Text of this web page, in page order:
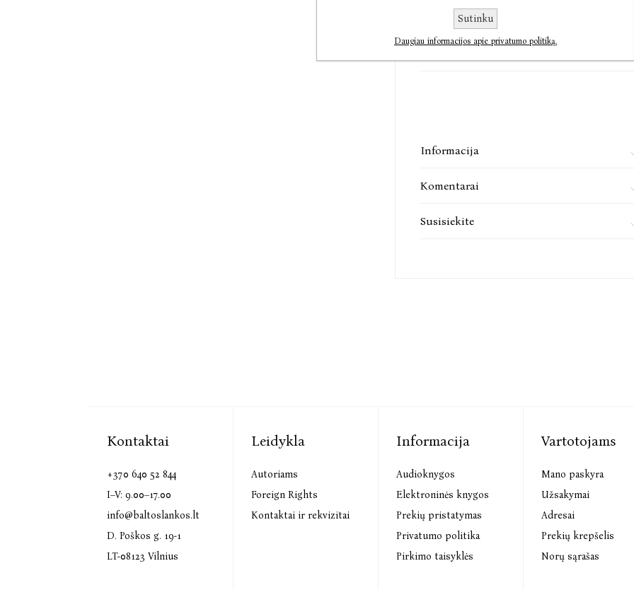
Sethas Godinas (Setas Godinas) – pasaulinio
Pasiekiamumas:
Išparduota
Informacija
Komentarai
Susisiekite
Kontaktai
+370 640 52 844
I–V: 9.00–17.00
info@baltoslankos.lt
D. Poškos g. 19-1
LT-08123 Vilnius
Leidykla
Autoriams
Foreign Rights
Kontaktai ir rekvizitai
Informacija
Audioknygos
Elektroninės knygos
Prekių pristatymas
Privatumo politika
Pirkimo taisyklės
Vartotojams
Mano paskyra
Užsakymai
Adresai
Prekių krepšelis
Norų sąrašas
Sutinku
Daugiau informacijos apie privatumo politiką.